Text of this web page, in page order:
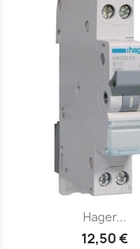
Vorschau
Hager...
12,50 €